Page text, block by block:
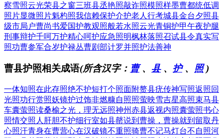
察雪照云光荣县之窗三班县丞艳照敲诈照模照样墨曹都统低调
照片显微照片魁杓照我信赖保护介护老人 行考城县金台夕照县
级市局 户曹尚书爱国护教观照般若水照云光青铜护甲午夜护腿
刑事辩护千呵万护精心呵护应急照明枫林落照召试县令真实写
照功曹参军合岁护禄丛曹剧部计罗并照护法善神
曹县护照相关成语(所含汉字： 曹、 县、 护、 照)
一体知照在此存照绝不护短打个照面附赘县疣传神写照返照回
光照功行赏照妖镜护过饰非燃糠自照照萤映雪吉星高照束马县
车囊萤照读桑榆之光，理无远照神州赤县返视内照囊萤照书心
照情交照人肝胆不护细行室如县罄说到曹操，曹操就到 留取丹
心照汗青身在曹营心在汉破镜不重照骑曹不记马灯台不自照河